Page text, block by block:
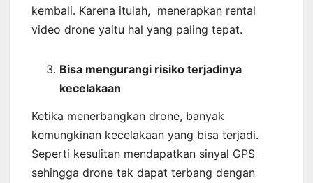
kembali. Karena itulah, menerapkan rental
video drone yaitu hal yang paling tepat.
Bisa mengurangi risiko terjadinya
kecelakaan
Ketika menerbangkan drone, banyak
kemungkinan kecelakaan yang bisa terjadi.
Seperti kesulitan mendapatkan sinyal GPS
sehingga drone tak dapat terbang dengan